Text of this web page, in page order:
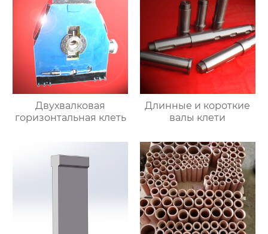
Двухвалковая
горизонтальная клеть
Длинные и короткие
валы клети